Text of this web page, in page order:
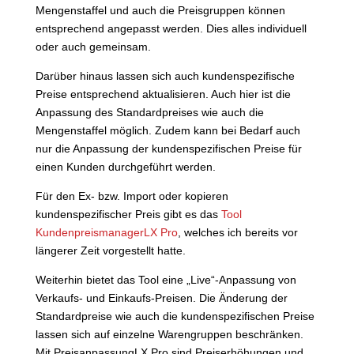
Mengenstaffel und auch die Preisgruppen können
entsprechend angepasst werden. Dies alles individuell
oder auch gemeinsam.
Darüber hinaus lassen sich auch kundenspezifische
Preise entsprechend aktualisieren. Auch hier ist die
Anpassung des Standardpreises wie auch die
Mengenstaffel möglich. Zudem kann bei Bedarf auch
nur die Anpassung der kundenspezifischen Preise für
einen Kunden durchgeführt werden.
Für den Ex- bzw. Import oder kopieren
kundenspezifischer Preis gibt es das Tool
KundenpreismanagerLX Pro, welches ich bereits vor
längerer Zeit vorgestellt hatte.
Weiterhin bietet das Tool eine „Live“-Anpassung von
Verkaufs- und Einkaufs-Preisen. Die Änderung der
Standardpreise wie auch die kundenspezifischen Preise
lassen sich auf einzelne Warengruppen beschränken.